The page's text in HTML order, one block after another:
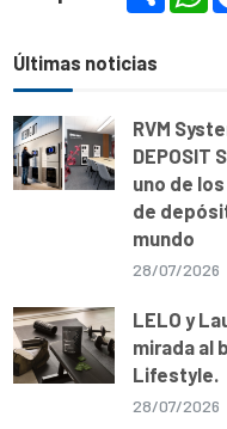
p
Últimas noticias
RVM
DEPOSIT
uno de
de
mundo
28/07/2026
LELO y
mirada al
Lifestyle.
28/07/2026